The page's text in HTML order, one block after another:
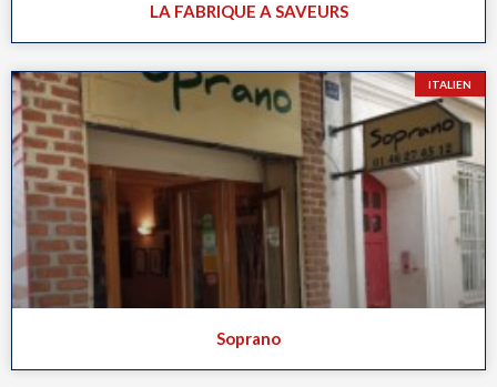
LA FABRIQUE A SAVEURS
ITALIEN
Soprano